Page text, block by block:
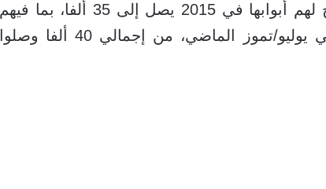
لذا فإن إجمالي اللاجئين الذين ستفتح لهم أبوابها في 2015 يصل إلى 35 ألفا، بما فيهم
1300 شخص، تعهدت باستضافتهم في يوليو/تموز الماضي، من إجمالي 40 ألفا وصلوا